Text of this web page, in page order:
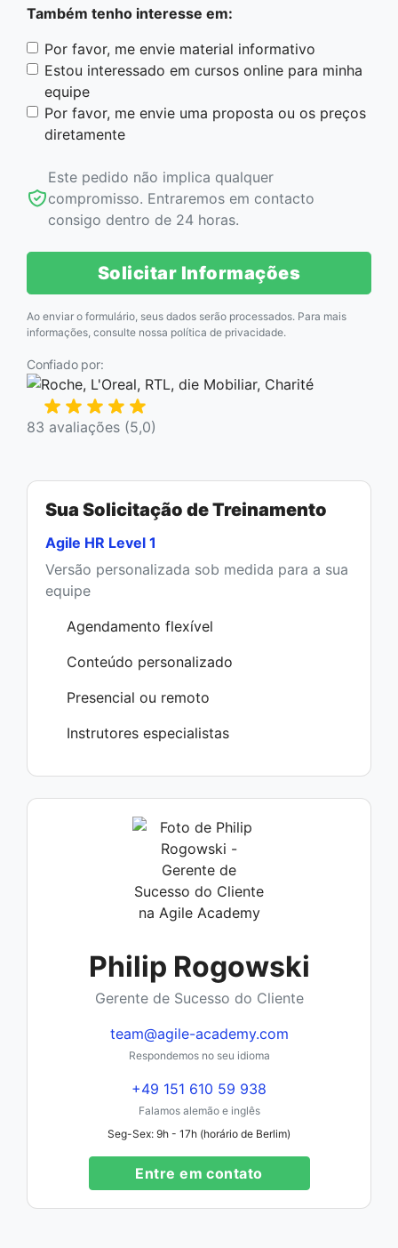
Também tenho interesse em:
Por favor, me envie material informativo
Estou interessado em cursos online para minha
equipe
Por favor, me envie uma proposta ou os preços
diretamente
Este pedido não implica qualquer
compromisso. Entraremos em contacto
consigo dentro de 24 horas.
Solicitar Informações
Ao enviar o formulário, seus dados serão processados. Para mais
informações, consulte nossa política de privacidade.
Confiado por:
83 avaliações (5,0)
Sua Solicitação de Treinamento
Agile HR Level 1
Versão personalizada sob medida para a sua
equipe
Agendamento flexível
Conteúdo personalizado
Presencial ou remoto
Instrutores especialistas
Philip Rogowski
Gerente de Sucesso do Cliente
team@agile-academy.com
Respondemos no seu idioma
+49 151 610 59 938
Falamos alemão e inglês
Seg-Sex: 9h - 17h (horário de Berlim)
Entre em contato